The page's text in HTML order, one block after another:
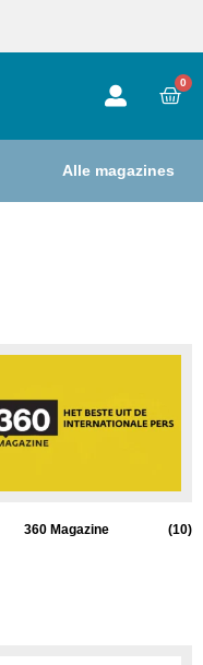
0
Alle magazines
360 Magazine (10)